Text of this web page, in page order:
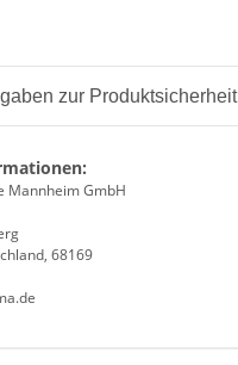
zur Produktsicherheit
Mannheim GmbH
68169